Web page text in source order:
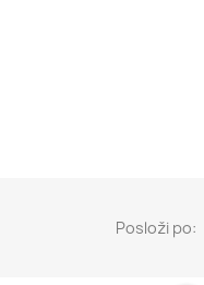
Posloži po: